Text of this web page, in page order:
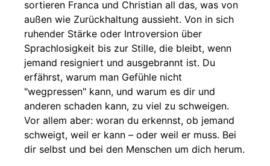
sortieren Franca und Christian all das, was von
außen wie Zurückhaltung aussieht. Von in sich
ruhender Stärke oder Introversion über
Sprachlosigkeit bis zur Stille, die bleibt, wenn
jemand resigniert und ausgebrannt ist. Du
erfährst, warum man Gefühle nicht
"wegpressen" kann, und warum es dir und
anderen schaden kann, zu viel zu schweigen.
Vor allem aber: woran du erkennst, ob jemand
schweigt, weil er kann – oder weil er muss. Bei
dir selbst und bei den Menschen um dich herum.